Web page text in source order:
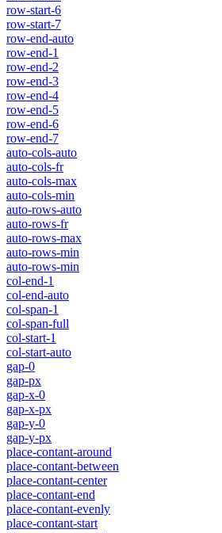
row-start-6
row-start-7
row-end-auto
row-end-1
row-end-2
row-end-3
row-end-4
row-end-5
row-end-6
row-end-7
auto-cols-auto
auto-cols-fr
auto-cols-max
auto-cols-min
auto-rows-auto
auto-rows-fr
auto-rows-max
auto-rows-min
auto-rows-min
col-end-1
col-end-auto
col-span-1
col-span-full
col-start-1
col-start-auto
gap-0
gap-px
gap-x-0
gap-x-px
gap-y-0
gap-y-px
place-contant-around
place-contant-between
place-contant-center
place-contant-end
place-contant-evenly
place-contant-start